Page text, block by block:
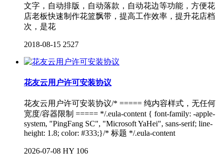
文字，自动排版，自动落款，自动花边等功能，方便花
店老板快速制作花篮飘带，提高工作效率，提升花店档
次，是花
2018-08-15 2527
花友云用户许可安装协议
花友云用户许可安装协议/* ===== 纯内容样式，无任何
宽度/容器限制 ===== */.eula-content { font-family: -apple-
system, "PingFang SC", "Microsoft YaHei", sans-serif; line-
height: 1.8; color: #333;}/* 标题 */.eula-content
2026-07-08 HY 106